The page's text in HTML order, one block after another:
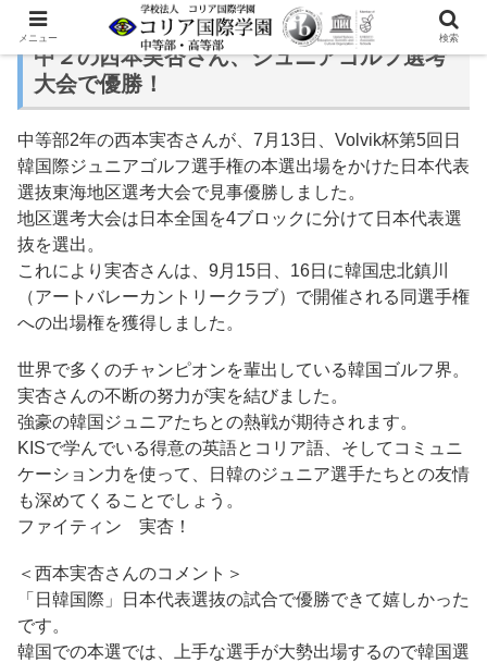
中２の西本実杏さん、ジュニアゴルフ選考
大会で優勝！
中等部2年の西本実杏さんが、7月13日、Volvik杯第5回日
韓国際ジュニアゴルフ選手権の本選出場をかけた日本代表
選抜東海地区選考大会で見事優勝しました。
地区選考大会は日本全国を4ブロックに分けて日本代表選
抜を選出。
これにより実杏さんは、9月15日、16日に韓国忠北鎮川
（アートバレーカントリークラブ）で開催される同選手権
への出場権を獲得しました。
世界で多くのチャンピオンを輩出している韓国ゴルフ界。
実杏さんの不断の努力が実を結びました。
強豪の韓国ジュニアたちとの熱戦が期待されます。
KISで学んでいる得意の英語とコリア語、そしてコミュニ
ケーション力を使って、日韓のジュニア選手たちとの友情
も深めてくることでしょう。
ファイティン 実杏！
＜西本実杏さんのコメント＞
「日韓国際」日本代表選抜の試合で優勝できて嬉しかった
です。
韓国での本選では、上手な選手が大勢出場するので韓国選
メニュー 検索